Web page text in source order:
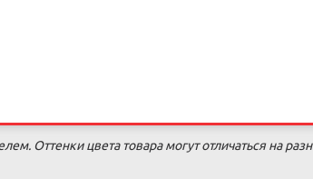
Оттенки цвета товара могут отличаться на